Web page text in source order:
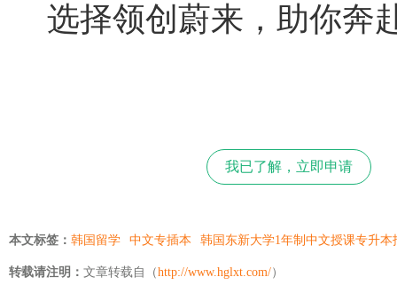
选择领创蔚来，助你奔
我已了解，立即申请
本文标签： 韩国留学 中文专插本 韩国东新大学1年制中文授课专升本
转载请注明： 文章转载自（http://www.hglxt.com/）